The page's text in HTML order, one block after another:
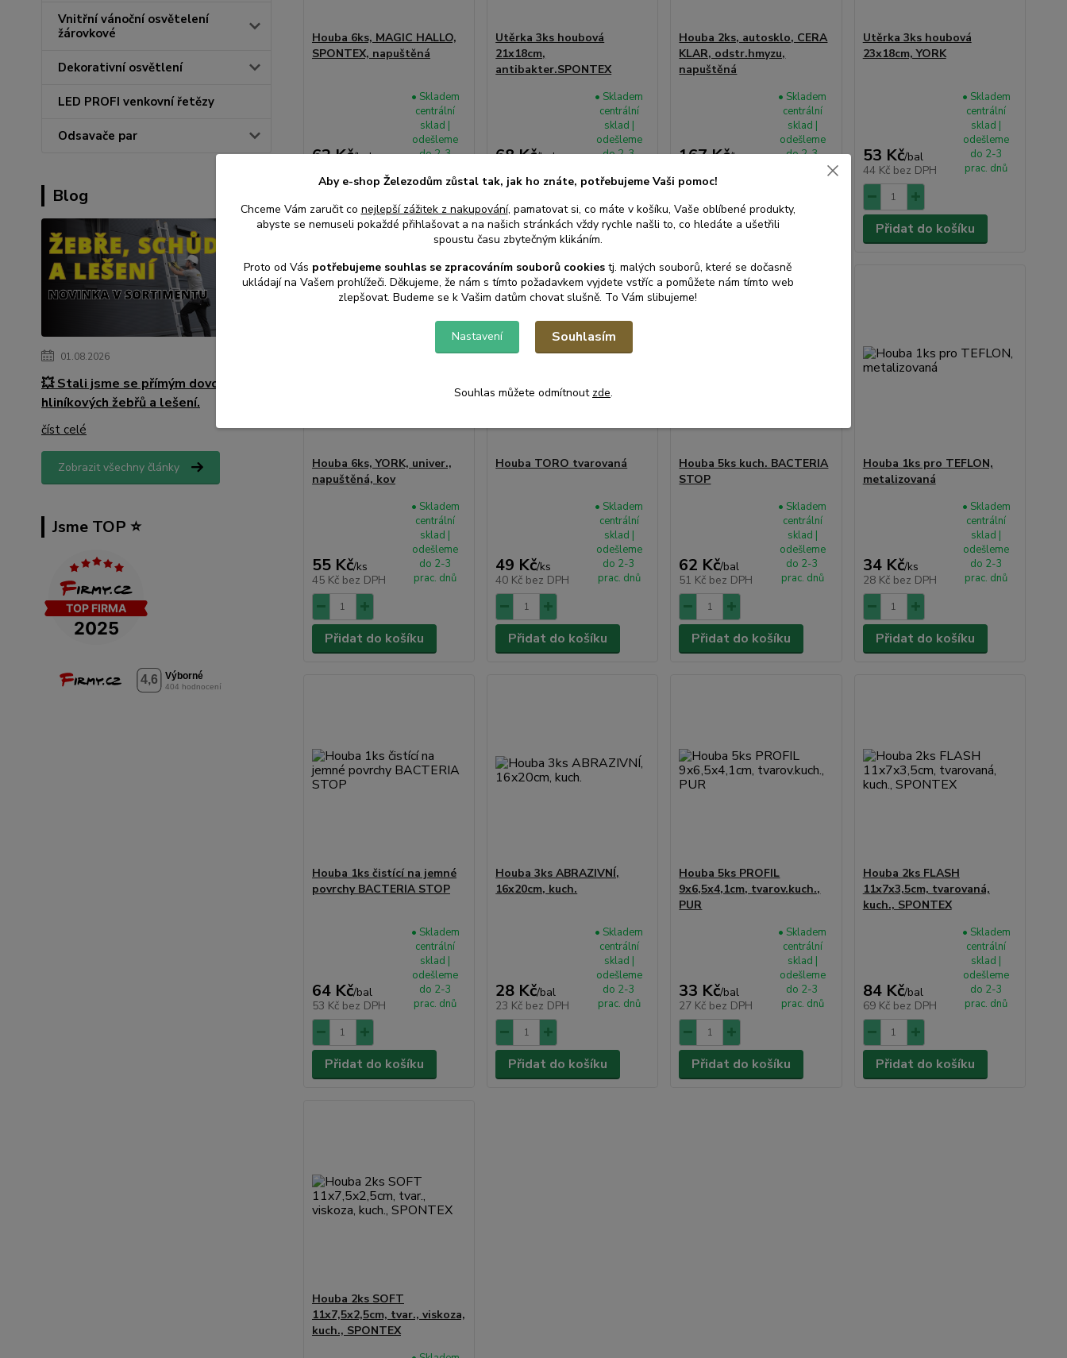
Vnitřní vánoční osvětelení
žárovkové
Dekorativní osvětlení
LED PROFI venkovní řetězy
Odsavače par
Blog
01.08.2026
💥 Stali jsme se přímým dovozcem
hliníkových žebřů a lešení.
číst celé
Zobrazit všechny články
Jsme TOP ⭐️
Houba 6ks, MAGIC HALLO,
SPONTEX, napuštěná
62 Kč/bal
bez DPH
• Skladem
centrální
sklad |
odešleme
do 2-3
Přidat do košíku
Utěrka 3ks houbová
21x18cm,
antibakter.SPONTEX
68 Kč/bal
• Skladem
centrální
sklad |
odešleme
do 2-3
Přidat do košíku
Houba 2ks, autosklo, CERA
KLAR, odstr.hmyzu,
napuštěná
167 Kč/ks
• Skladem
centrální
sklad |
odešleme
do 2-3
Přidat do košíku
Utěrka 3ks houbová
23x18cm, YORK
53 Kč/bal
44 Kč bez DPH
• Skladem
centrální
sklad |
odešleme
do 2-3
prac. dnů
Přidat do košíku
Houba 6ks, YORK, univer.,
napuštěná, kov
55 Kč/ks
45 Kč bez DPH
• Skladem
centrální
sklad |
odešleme
do 2-3
prac. dnů
Přidat do košíku
Houba TORO tvarovaná
49 Kč/ks
40 Kč bez DPH
• Skladem
centrální
sklad |
odešleme
do 2-3
prac. dnů
Přidat do košíku
Houba 5ks kuch. BACTERIA
STOP
62 Kč/bal
51 Kč bez DPH
• Skladem
centrální
sklad |
odešleme
do 2-3
prac. dnů
Přidat do košíku
Houba 1ks pro TEFLON,
metalizovaná
34 Kč/ks
28 Kč bez DPH
• Skladem
centrální
sklad |
odešleme
do 2-3
prac. dnů
Přidat do košíku
Houba 1ks čistící na jemné
povrchy BACTERIA STOP
64 Kč/bal
53 Kč bez DPH
• Skladem
centrální
sklad |
odešleme
do 2-3
prac. dnů
Přidat do košíku
Houba 3ks ABRAZIVNÍ,
16x20cm, kuch.
28 Kč/bal
23 Kč bez DPH
• Skladem
centrální
sklad |
odešleme
do 2-3
prac. dnů
Přidat do košíku
Houba 5ks PROFIL
9x6,5x4,1cm, tvarov.kuch.,
PUR
33 Kč/bal
27 Kč bez DPH
• Skladem
centrální
sklad |
odešleme
do 2-3
prac. dnů
Přidat do košíku
Houba 2ks FLASH
11x7x3,5cm, tvarovaná,
kuch., SPONTEX
84 Kč/bal
69 Kč bez DPH
• Skladem
centrální
sklad |
odešleme
do 2-3
prac. dnů
Přidat do košíku
Houba 2ks SOFT
11x7,5x2,5cm, tvar., viskoza,
kuch., SPONTEX
Aby e-shop Železodům zůstal tak, jak ho znáte, potřebujeme Vaši pomoc!
Chceme Vám zaručit co nejlepší zážitek z nakupování, pamatovat si, co máte v košíku, Vaše oblíbené produkty,
abyste se nemuseli pokaždé přihlašovat a na našich stránkách vždy rychle našli to, co hledáte a ušetřili
spoustu času zbytečným klikáním.
Proto od Vás potřebujeme souhlas se zpracováním souborů cookies tj. malých souborů, které se dočasně
ukládají na Vašem prohlížeči. Děkujeme, že nám s tímto požadavkem vyjdete vstříc a pomůžete nám tímto web
zlepšovat. Budeme se k Vašim datům chovat slušně. To Vám slibujeme!
Nastavení Souhlasím
Souhlas můžete odmítnout zde.